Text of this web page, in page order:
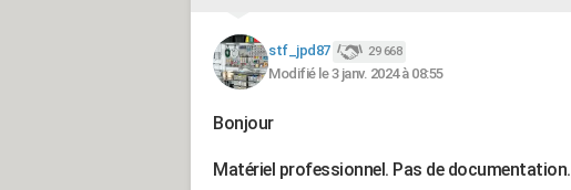
stf_jpd87 29 668
Modifié le 3 janv. 2024 à 08:55
Bonjour
Matériel professionnel. Pas de documentation.